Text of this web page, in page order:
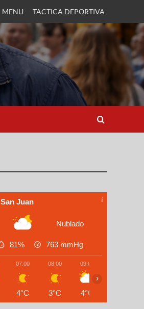
MENU TACTICA DEPORTIVA
San Juan
Nublado
81% 763 mmHg
07:00
4°C
08:00
3°C
09:00
4°C
›